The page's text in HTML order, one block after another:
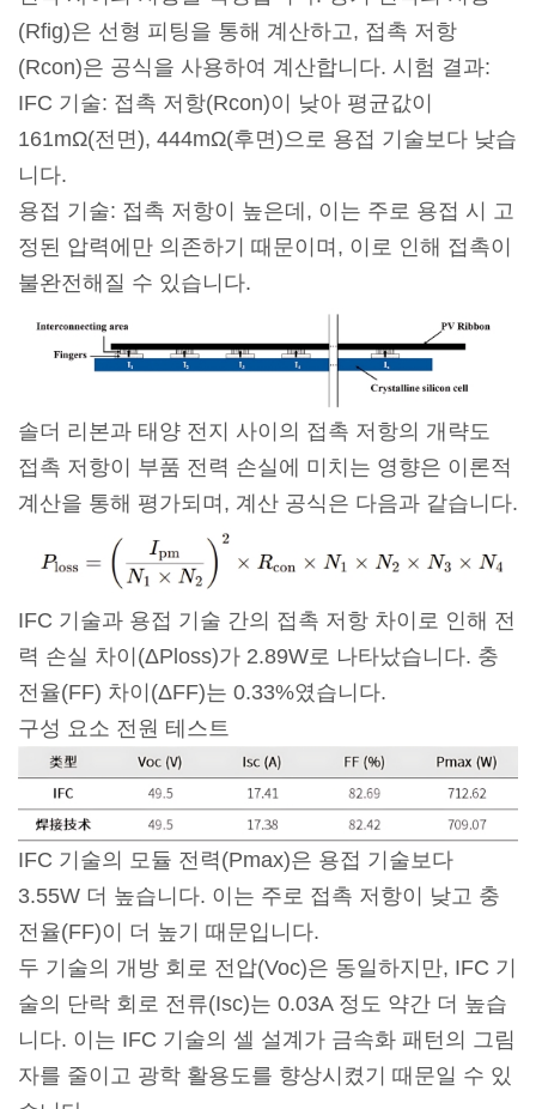
(Rfig)은 선형 피팅을 통해 계산하고, 접촉 저항
(Rcon)은 공식을 사용하여 계산합니다. 시험 결과:
IFC 기술: 접촉 저항(Rcon)이 낮아 평균값이
161mΩ(전면), 444mΩ(후면)으로 용접 기술보다 낮습
니다.
용접 기술: 접촉 저항이 높은데, 이는 주로 용접 시 고
정된 압력에만 의존하기 때문이며, 이로 인해 접촉이
불완전해질 수 있습니다.
솔더 리본과 태양 전지 사이의 접촉 저항의 개략도
접촉 저항이 부품 전력 손실에 미치는 영향은 이론적
계산을 통해 평가되며, 계산 공식은 다음과 같습니다.
IFC 기술과 용접 기술 간의 접촉 저항 차이로 인해 전
력 손실 차이(ΔPloss)가 2.89W로 나타났습니다. 충
전율(FF) 차이(ΔFF)는 0.33%였습니다.
구성 요소 전원 테스트
IFC 기술의 모듈 전력(Pmax)은 용접 기술보다
3.55W 더 높습니다. 이는 주로 접촉 저항이 낮고 충
전율(FF)이 더 높기 때문입니다.
두 기술의 개방 회로 전압(Voc)은 동일하지만, IFC 기
술의 단락 회로 전류(Isc)는 0.03A 정도 약간 더 높습
니다. 이는 IFC 기술의 셀 설계가 금속화 패턴의 그림
자를 줄이고 광학 활용도를 향상시켰기 때문일 수 있